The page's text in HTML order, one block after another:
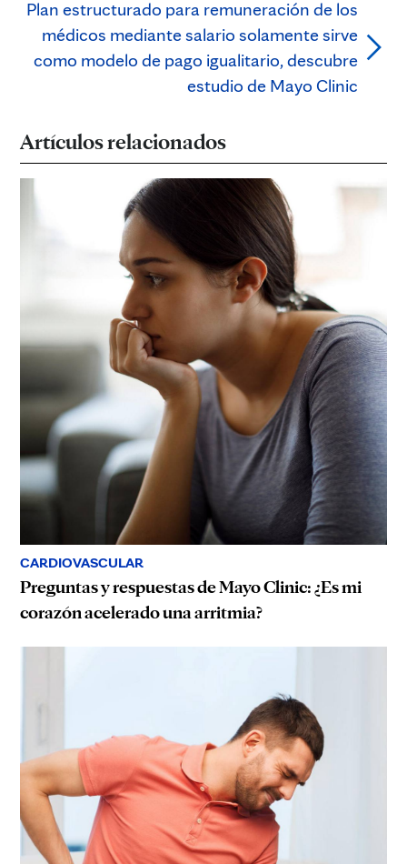
Plan estructurado para remuneración de los
médicos mediante salario solamente sirve
como modelo de pago igualitario, descubre
estudio de Mayo Clinic
Artículos relacionados
CARDIOVASCULAR
Preguntas y respuestas de Mayo Clinic: ¿Es mi
corazón acelerado una arritmia?